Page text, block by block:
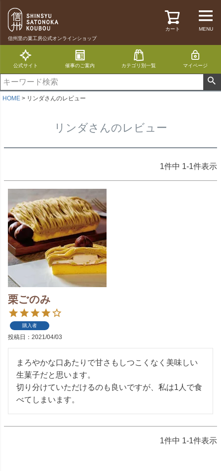
信州里の菓工房公式オンラインショップ
カート MENU
公式サイト 催事のご案内 カテゴリ別一覧 マイページ
HOME リンダさんのレビュー
リンダさんのレビュー
1件中 1-1件表示
栗ごのみ
購入者
投稿日 2021/04/03
まろやかな口あたりで甘さもしつこくなく美味しい
生菓子だと思います。
切り分けていただけるのも良いですが、私は1人で食
べてしまいます。
1件中 1-1件表示